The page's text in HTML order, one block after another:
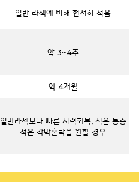
일반 라섹에 비해 현저히 적음
약 3~4주
약 4개월
일반라섹보다 빠른 시력회복, 적은 통증
적은 각막혼탁을 원할 경우